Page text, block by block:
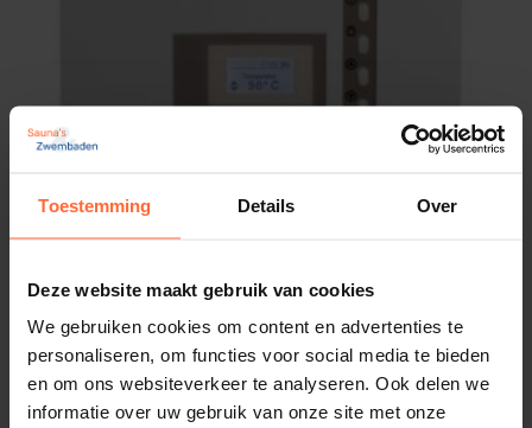
Toestemming Details Over
Deze website maakt gebruik van cookies
We gebruiken cookies om content en advertenties te
personaliseren, om functies voor social media te bieden
en om ons websiteverkeer te analyseren. Ook delen we
informatie over uw gebruik van onze site met onze
Waarom kiezen voor de Saunova
Met de Saunova 2.0 Control saunabesturingkiest
u voor gemak, duurzaamheid en een optimale
wat niet alleen uw comfort verhoogt, maar ook de
levensduur van uw apparatuur verlengt.
complete set met beiden deel wat binnen- of buiten
de sauna geplaatst kan worden.
EOS Econ D1 saunabesturing
299,00 Op voorraad